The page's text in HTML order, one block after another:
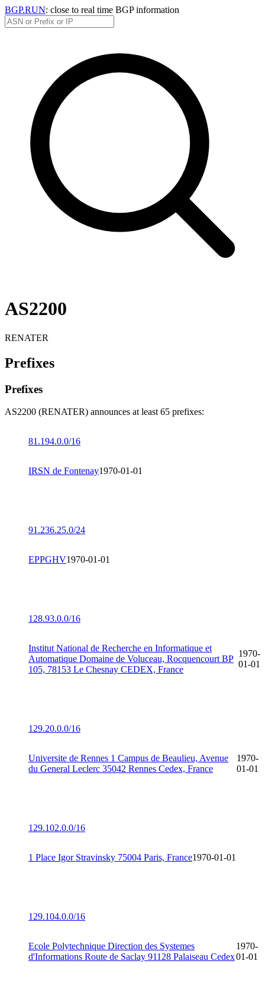
BGP.RUN: close to real time BGP information
AS2200
RENATER
Prefixes
Prefixes
AS2200 (RENATER) announces at least 65 prefixes:
81.194.0.0/16
IRSN de Fontenay1970-01-01
91.236.25.0/24
EPPGHV1970-01-01
128.93.0.0/16
Institut National de Recherche en Informatique et
Automatique Domaine de Voluceau, Rocquencourt BP
105, 78153 Le Chesnay CEDEX, France
1970-
01-01
129.20.0.0/16
Universite de Rennes 1 Campus de Beaulieu, Avenue
du General Leclerc 35042 Rennes Cedex, France
1970-
01-01
129.102.0.0/16
1 Place Igor Stravinsky 75004 Paris, France1970-01-01
129.104.0.0/16
Ecole Polytechnique Direction des Systemes
d'Informations Route de Saclay 91128 Palaiseau Cedex
1970-
01-01